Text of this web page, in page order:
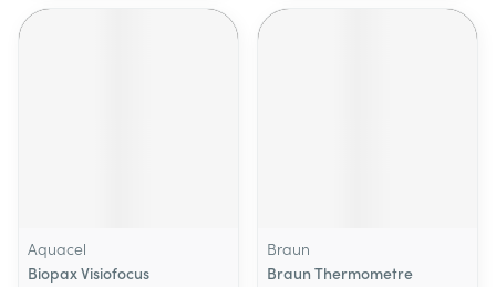
Aquacel
Biopax Visiofocus
Braun
Braun Thermometre